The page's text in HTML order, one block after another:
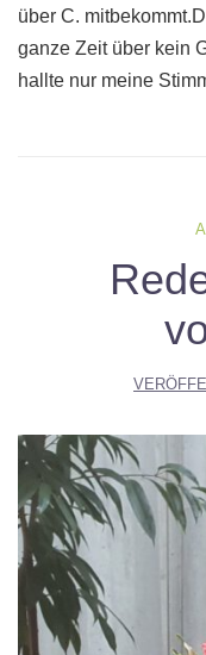
über C.
ganze Zeit über kein
hallte nur meine